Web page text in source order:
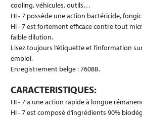
cooling, véhicules, outils…
HI - 7 possède une action bactéricide,
HI - 7 est fortement efficace contre tout
faible dilution.
Lisez toujours l’étiquette et l’information
emploi.
Enregistrement belge : 7608B.
CARACTERISTIQUES:
HI - 7 a une action rapide à longue
HI - 7 est composé d’ingrédients 90%